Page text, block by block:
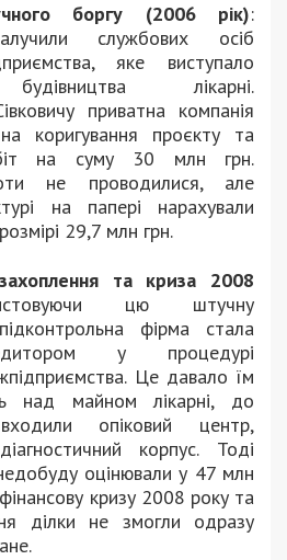
боргу (2006 рік):
службових осіб
яке виступало
лікарні.
приватна компанія
коригування проєкту та
на суму 30 млн грн.
не проводилися, але
на папері нарахували
29,7 млн грн.
та криза 2008
цю штучну
фірма стала
у процедурі
Це давало їм
над майном лікарні, до
опіковий центр,
корпус. Тоді
оцінювали у 47 млн
кризу 2008 року та
ділки не змогли одразу